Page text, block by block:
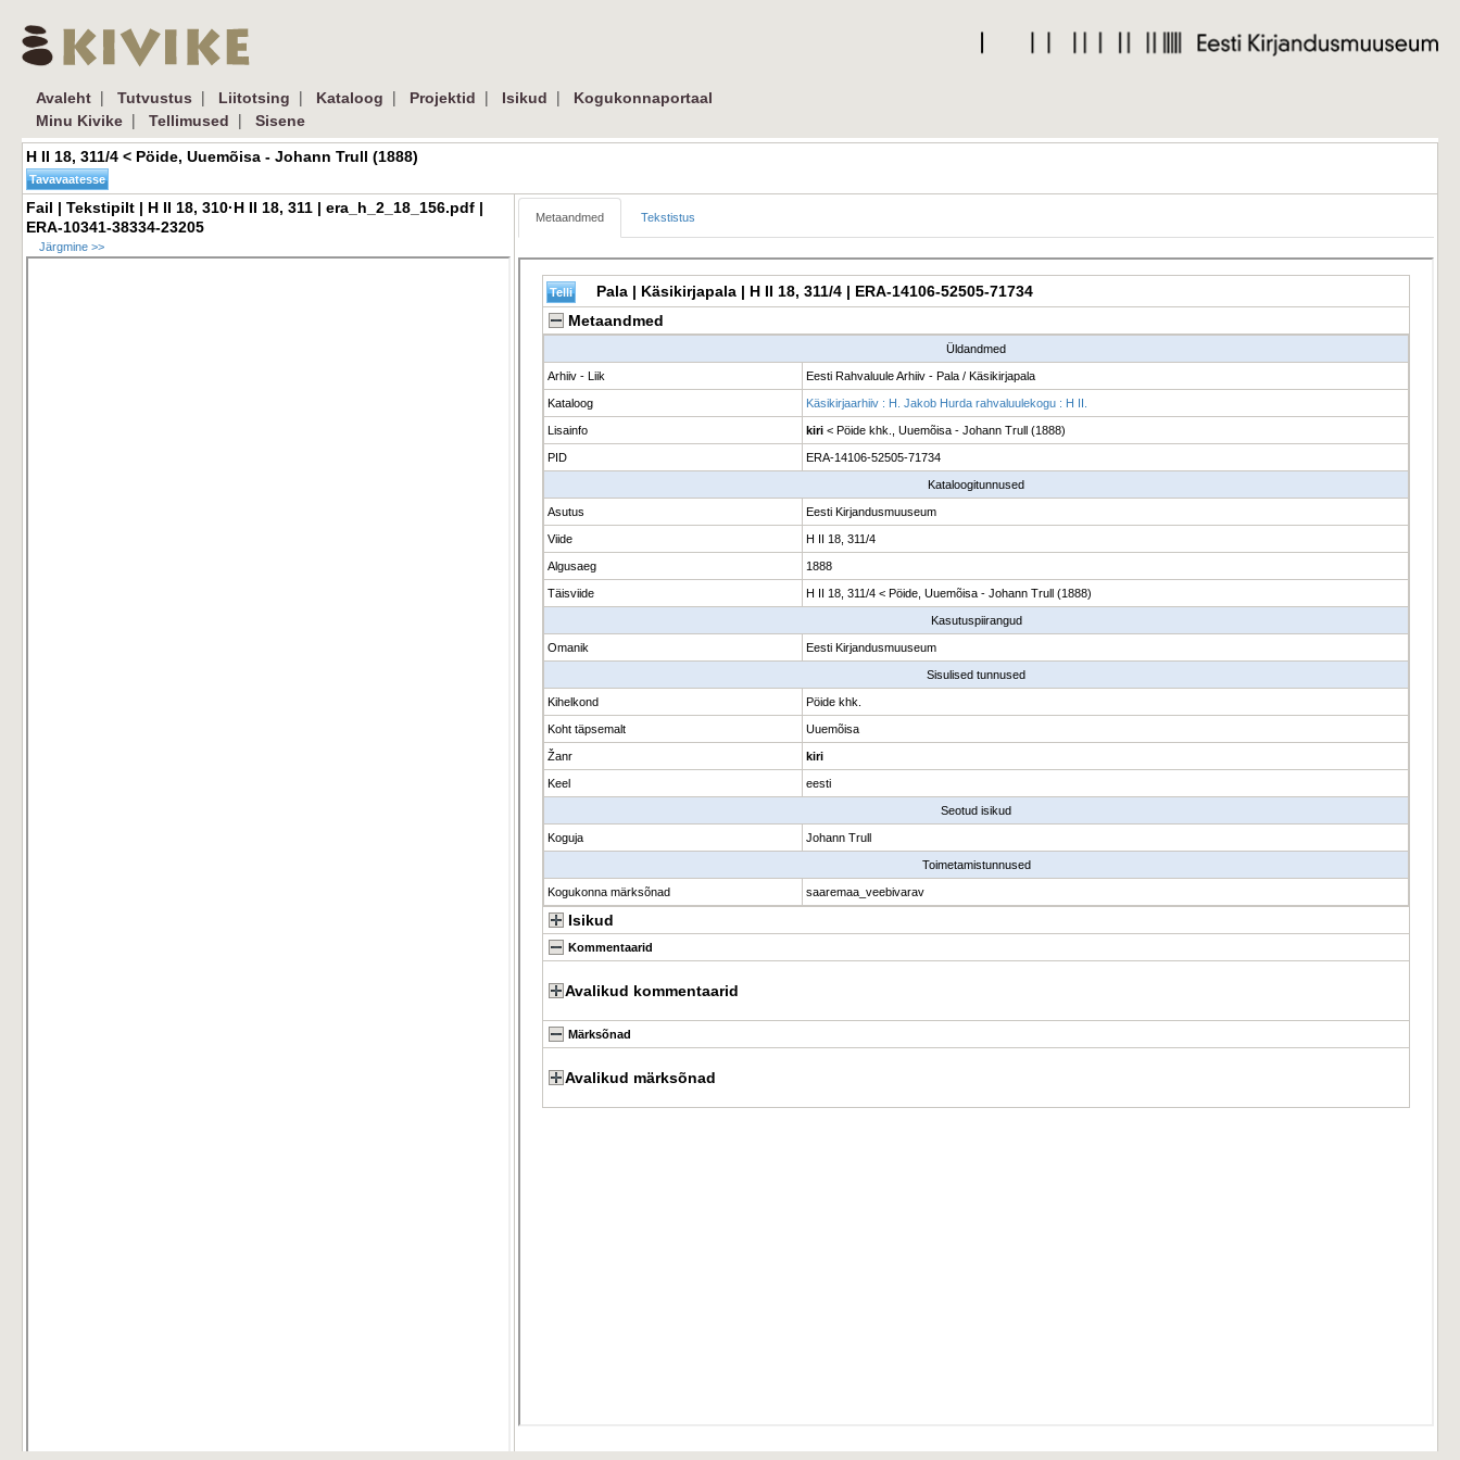
Avaleht | Tutvustus | Liitotsing | Kataloog | Projektid | Isikud |
Kogukonnaportaal
Minu Kivike | Tellimused | Sisene
H II 18, 311/4 < Pöide, Uuemõisa - Johann Trull (1888)
Fail | Tekstipilt | H II 18, 310·H II 18, 311 | era_h_2_18_156.pdf |
ERA-10341-38334-23205
Järgmine >>
Metaandmed Tekstistus